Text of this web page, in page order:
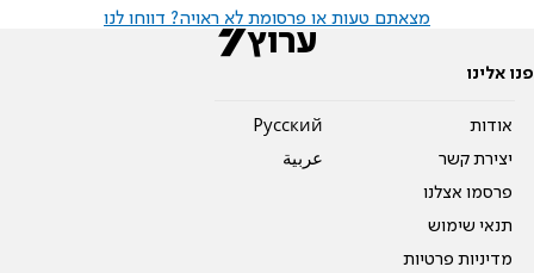
מצאתם טעות או פרסומת לא ראויה? דווחו לנו
פנו אלינו
אודות
יצירת קשר
פרסמו אצלנו
תנאי שימוש
מדיניות פרטיות
Pусский
عربية